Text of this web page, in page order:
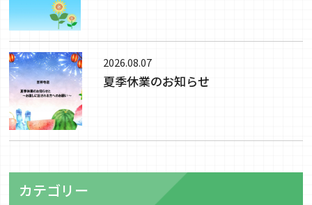
2026.08.07
夏季休業のお知らせ
カテゴリー